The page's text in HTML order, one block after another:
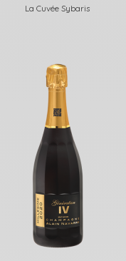
La Cuvée Sybaris